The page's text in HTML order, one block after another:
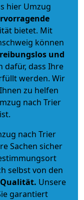
hier Umzug
bietet. Mit
können
reibungslos und
dass Ihre
werden. Wir
zu helfen
nach Trier
nach Trier
Sachen sicher
selbst von den
. Unsere
garantiert